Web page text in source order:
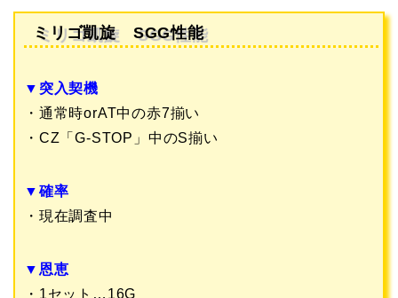
ミリゴ凱旋 SGG性能
▼突入契機
・通常時orAT中の赤7揃い
・CZ「G-STOP」中のS揃い
▼確率
・現在調査中
▼恩恵
・1セット…16G